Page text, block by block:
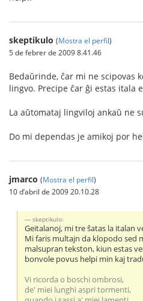
skeptikulo (Mostra el perfil)
5 de febrer de 2009 8.41.46
Bedaŭrinde, ĉar mi ne scipovas
lingvo. Precipe ĉar ĝi estas itala
La aŭtomataj lingviloj ankaŭ ne
Do mi dependas je amikoj por
jmarco (Mostra el perfil)
10 d’abril de 2009 20.10.28
skeptikulo:
Geitalanoj, mi tre ŝatas la italan
Mi faris multajn da klopodo sed
malsupran tekston, kiun estas
bonvole povus helpi min kaj
Vi ricorda o boschi ombrosi,
de' miei lunghi aspri tormenti,